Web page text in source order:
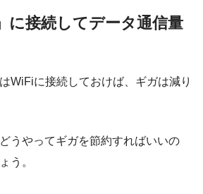
に接続してデータ通信量
WiFiに接続しておけば、ギガは減り
うやってギガを節約すればいいの
う。